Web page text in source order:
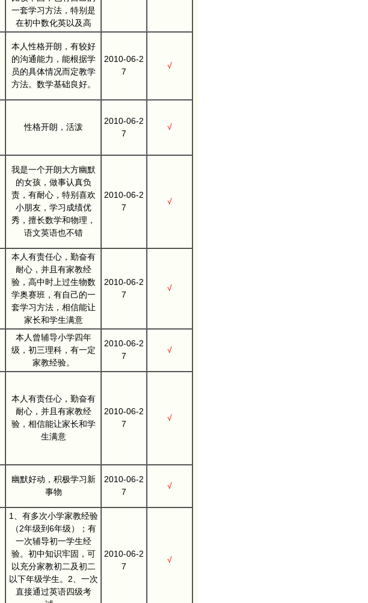
一套学习方法，特别是
在初中数化英以及高
本人性格开朗，有较好
的沟通能力，能根据学
员的具体情况而定教学
方法。数学基础良好。
2010-06-2
7
√
性格开朗，活泼
2010-06-2
7
√
我是一个开朗大方幽默
的女孩，做事认真负
责，有耐心，特别喜欢
小朋友，学习成绩优
秀，擅长数学和物理，
语文英语也不错
2010-06-2
7
√
本人有责任心，勤奋有
耐心，并且有家教经
验，高中时上过生物数
学奥赛班，有自己的一
套学习方法，相信能让
家长和学生满意
2010-06-2
7
√
本人曾辅导小学四年
级，初三理科，有一定
家教经验。
2010-06-2
7
√
本人有责任心，勤奋有
耐心，并且有家教经
验，相信能让家长和学
生满意
2010-06-2
7
√
幽默好动，积极学习新
事物
2010-06-2
7
√
1、有多次小学家教经验
（2年级到6年级）；有
一次辅导初一学生经
验。初中知识牢固，可
以充分家教初二及初二
以下年级学生。2、一次
直接通过英语四级考
2010-06-2
7
√